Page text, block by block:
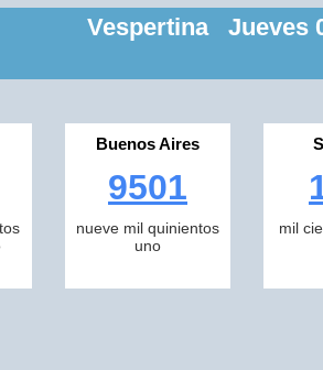
Vespertina Jueves
Buenos Aires
9501
nueve mil quinientos
uno
mil